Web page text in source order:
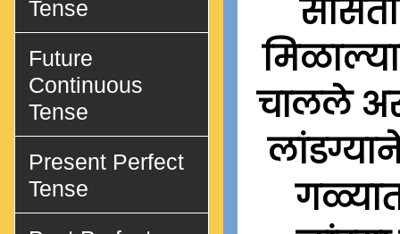
चालले
Tense
Future
Continuous
Tense
Present Perfect
Tense